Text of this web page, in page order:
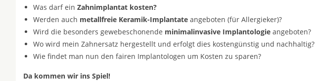
Was darf ein Zahnimplantat kosten?
Werden auch metallfreie Keramik-Implantate angeboten (für Allergieker)?
Wird die besonders gewebeschonende minimalinvasive Implantologie angeboten?
Wo wird mein Zahnersatz hergestellt und erfolgt dies kostengünstig und nachhaltig?
Wie findet man nun den fairen Implantologen um Kosten zu sparen?
Da kommen wir ins Spiel!